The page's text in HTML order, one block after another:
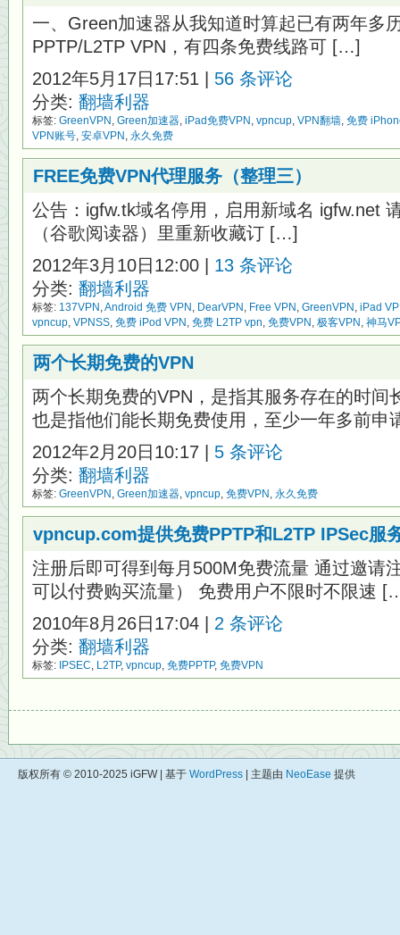
一、Green加速器从我知道时算起已有两年多
PPTP/L2TP VPN，有四条免费线路可 […]
2012年5月17日17:51 | 56 条评论
分类: 翻墙利器
标签: GreenVPN , Green加速器, iPad免费VPN , vpncup, VPN翻墙, 免费
VPN账号, 安卓VPN , 永久免费
FREE免费VPN代理服务（整理三）
公告：igfw.tk域名停用，启用新域名 igfw.net
（谷歌阅读器）里重新收藏订 […]
2012年3月10日12:00 | 13 条评论
分类: 翻墙利器
标签: 137VPN ,Android 免费 VPN , DearVPN , Free VPN , GreenVPN , iPad
vpncup, VPNSS, 免费 iPod VPN , 免费 L2TP vpn, 免费VPN , 极客VPN , 神马
两个长期免费的VPN
两个长期免费的VPN，是指其服务存在的时间
也是指他们能长期免费使用，至少一年多前
2012年2月20日10:17 | 5 条评论
分类: 翻墙利器
标签: GreenVPN , Green加速器, vpncup, 免费VPN , 永久免费
vpncup.com提供免费PPTP和L2TP IPSec服
注册后即可得到每月500M免费流量 通过邀请
可以付费购买流量） 免费用户不限时不限速
2010年8月26日17:04 | 2 条评论
分类: 翻墙利器
标签: IPSEC, L2TP, vpncup, 免费PPTP, 免费VPN
版权所有 © 2010-2025 iGFW | 基于 WordPress | 主题由 NeoEase 提供